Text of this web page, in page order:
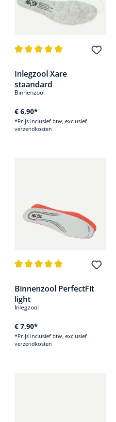
Inlegzool Xare
staandard
Binnenzool
€ 6,90*
*Prijs inclusief btw, exclusief
verzendkosten
Binnenzool PerfectFit
light
Inlegzool
€ 7,90*
*Prijs inclusief btw, exclusief
verzendkosten